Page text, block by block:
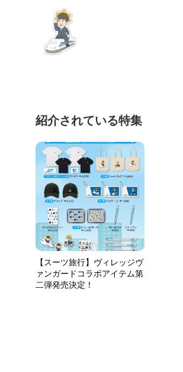
紹介されている特集
【スーツ旅行】ヴィレッジヴ
ァンガードコラボアイテム第
二弾発売決定！